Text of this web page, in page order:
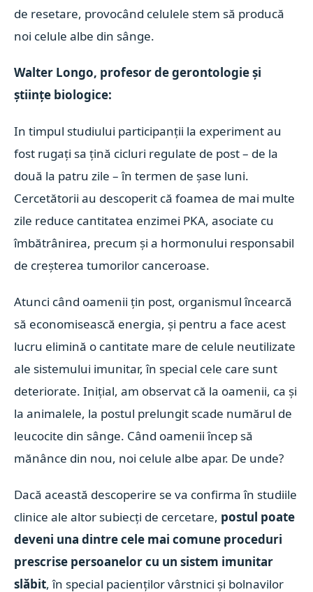
de resetare, provocând celulele stem să producă
noi celule albe din sânge.
Walter Longo, profesor de gerontologie și
științe biologice:
In timpul studiului participanții la experiment au
fost rugați sa țină cicluri regulate de post – de la
două la patru zile – în termen de șase luni.
Cercetătorii au descoperit că foamea de mai multe
zile reduce cantitatea enzimei PKA, asociate cu
îmbătrânirea, precum și a hormonului responsabil
de creșterea tumorilor canceroase.
Atunci când oamenii țin post, organismul încearcă
să economisească energia, și pentru a face acest
lucru elimină o cantitate mare de celule neutilizate
ale sistemului imunitar, în special cele care sunt
deteriorate. Inițial, am observat că la oamenii, ca și
la animalele, la postul prelungit scade numărul de
leucocite din sânge. Când oamenii încep să
mănânce din nou, noi celule albe apar. De unde?
Dacă această descoperire se va confirma în studiile
clinice ale altor subiecți de cercetare, postul poate
deveni una dintre cele mai comune proceduri
prescrise persoanelor cu un sistem imunitar
slăbit, în special pacienților vârstnici și bolnavilor